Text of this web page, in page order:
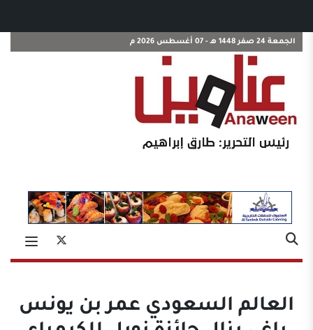
الجمعة 24 صفر 1448 هـ - 07 أغسطس 2026 م
العالم السعودي عمر بن يونس